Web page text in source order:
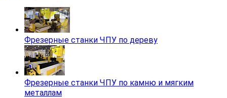
Фрезерные станки ЧПУ по дереву
Фрезерные станки ЧПУ по камню и мягким
металлам